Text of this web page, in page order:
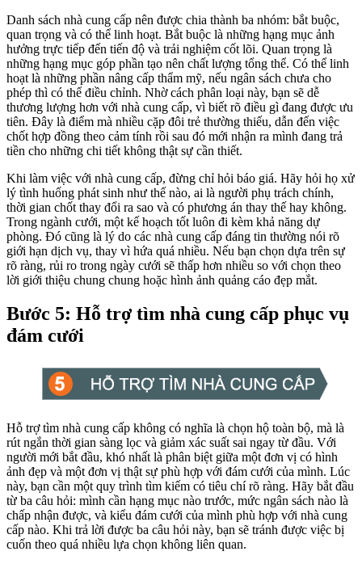
Danh sách nhà cung cấp nên được chia thành ba nhóm: bắt buộc,
quan trọng và có thể linh hoạt. Bắt buộc là những hạng mục ảnh
hưởng trực tiếp đến tiến độ và trải nghiệm cốt lõi. Quan trọng là
những hạng mục góp phần tạo nên chất lượng tổng thể. Có thể linh
hoạt là những phần nâng cấp thẩm mỹ, nếu ngân sách chưa cho
phép thì có thể điều chỉnh. Nhờ cách phân loại này, bạn sẽ dễ
thương lượng hơn với nhà cung cấp, vì biết rõ điều gì đang được ưu
tiên. Đây là điểm mà nhiều cặp đôi trẻ thường thiếu, dẫn đến việc
chốt hợp đồng theo cảm tính rồi sau đó mới nhận ra mình đang trả
tiền cho những chi tiết không thật sự cần thiết.
Khi làm việc với nhà cung cấp, đừng chỉ hỏi báo giá. Hãy hỏi họ xử
lý tình huống phát sinh như thế nào, ai là người phụ trách chính,
thời gian chốt thay đổi ra sao và có phương án thay thế hay không.
Trong ngành cưới, một kế hoạch tốt luôn đi kèm khả năng dự
phòng. Đó cũng là lý do các nhà cung cấp đáng tin thường nói rõ
giới hạn dịch vụ, thay vì hứa quá nhiều. Nếu bạn chọn dựa trên sự
rõ ràng, rủi ro trong ngày cưới sẽ thấp hơn nhiều so với chọn theo
lời giới thiệu chung chung hoặc hình ảnh quảng cáo đẹp mắt.
Bước 5: Hỗ trợ tìm nhà cung cấp phục vụ
đám cưới
Hỗ trợ tìm nhà cung cấp không có nghĩa là chọn hộ toàn bộ, mà là
rút ngắn thời gian sàng lọc và giảm xác suất sai ngay từ đầu. Với
người mới bắt đầu, khó nhất là phân biệt giữa một đơn vị có hình
ảnh đẹp và một đơn vị thật sự phù hợp với đám cưới của mình. Lúc
này, bạn cần một quy trình tìm kiếm có tiêu chí rõ ràng. Hãy bắt đầu
từ ba câu hỏi: mình cần hạng mục nào trước, mức ngân sách nào là
chấp nhận được, và kiểu đám cưới của mình phù hợp với nhà cung
cấp nào. Khi trả lời được ba câu hỏi này, bạn sẽ tránh được việc bị
cuốn theo quá nhiều lựa chọn không liên quan.